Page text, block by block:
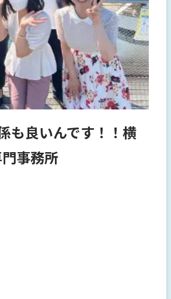
も良いんです！！横
事務所